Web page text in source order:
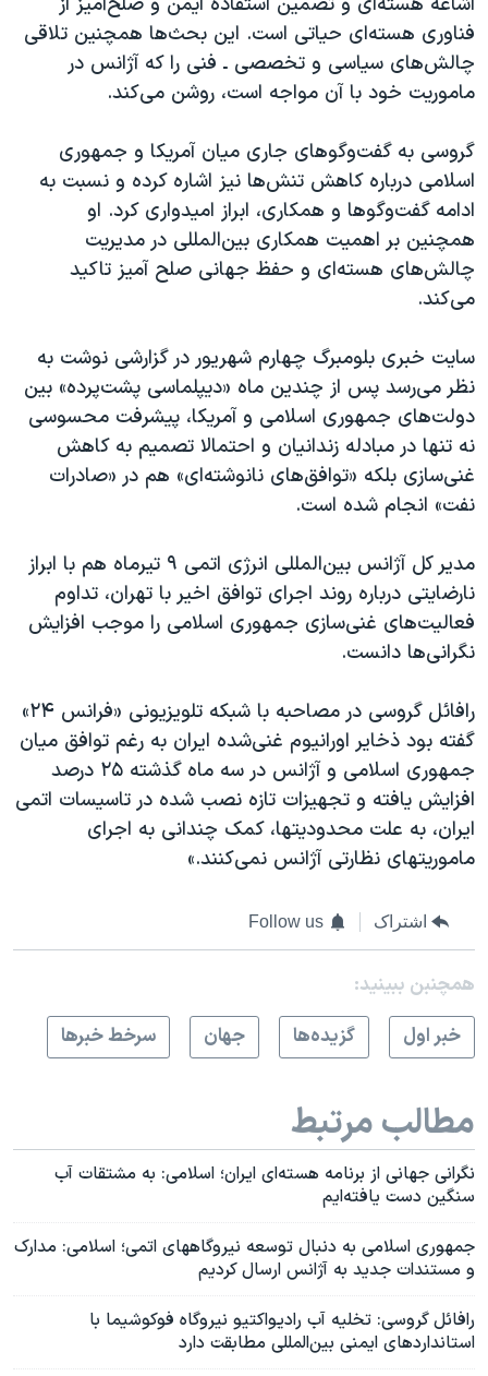
فناوری هسته‌ای حیاتی است. این بحث‌ها همچنین تلاقی
چالش‌های سیاسی و تخصصی ـ فنی را که آژانس در
ماموریت خود با آن مواجه است، روشن می‌کند.
گروسی به گفت‌وگوهای جاری میان آمریکا و جمهوری
اسلامی درباره کاهش تنش‌ها نیز اشاره کرده و نسبت به
ادامه گفت‌وگو‌ها و همکاری، ابراز امیدواری کرد. او
همچنین بر اهمیت همکاری بین‌المللی در مدیریت
چالش‌های هسته‌ای و حفظ جهانی صلح آمیز تاکید
می‌کند.
سایت خبری بلومبرگ چهارم شهریور در گزارشی نوشت به
نظر می‌رسد پس از چندین ماه «دیپلماسی پشت‌پرده» بین
دولت‌های جمهوری اسلامی و آمریکا، پیشرفت محسوسی
نه تنها در مبادله زندانیان و احتمالا تصمیم به کاهش
غنی‌سازی بلکه «توافق‌های نانوشته‌ای» هم در «صادرات
نفت» انجام شده است.
مدیر کل آژانس بین‌المللی انرژی اتمی ۹ تیرماه هم با ابراز
نارضایتی درباره روند اجرای توافق اخیر با تهران، تداوم
فعالیت‌های غنی‌سازی جمهوری اسلامی را موجب افزایش
نگرانی‌ها دانست.
رافائل گروسی در مصاحبه با شبکه تلویزیونی «فرانس ۲۴»
گفته بود ذخایر اورانیوم غنی‌شده ایران به رغم توافق میان
جمهوری اسلامی و آژانس در سه ماه گذشته ۲۵ درصد
افزایش یافته و تجهیزات تازه نصب شده در تاسیسات اتمی
ایران، به علت محدودیتها، کمک چندانی به اجرای
ماموریتهای نظارتی آژانس نمی‌کنند.»
اشتراک Follow us
همچنبن ببینید:
خبر اول
گزيده‌ها جهان سرخط خبرها
مطالب مرتبط
نگرانی جهانی از برنامه هسته‌ای ایران؛ اسلامی: به مشتقات آب
سنگین دست یافته‌ایم
جمهوری اسلامی به دنبال توسعه نیروگاههای اتمی؛ اسلامی: مدارک
و مستندات جدید به آژانس ارسال کردیم
رافائل گروسی: تخلیه آب رادیواکتیو نیروگاه فوکوشیما با
استانداردهای ایمنی بین‌المللی مطابقت دارد